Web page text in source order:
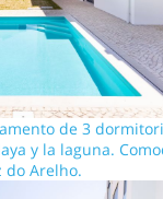
de 3
y la laguna.
do Arelho.